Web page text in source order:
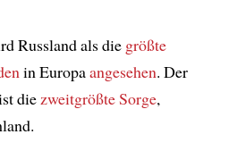
Russland als die größte
in Europaangesehen. Der
diezweitgrößte Sorge,